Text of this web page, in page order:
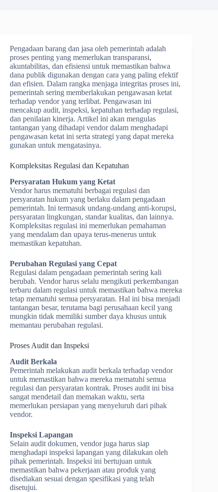
Pengadaan barang dan jasa oleh pemerintah adalah
proses penting yang memerlukan transparansi,
akuntabilitas, dan efisiensi untuk memastikan bahwa
dana publik digunakan dengan cara yang paling efektif
dan efisien. Dalam rangka menjaga integritas proses ini,
pemerintah sering memberlakukan pengawasan ketat
terhadap vendor yang terlibat. Pengawasan ini
mencakup audit, inspeksi, kepatuhan terhadap regulasi,
dan penilaian kinerja. Artikel ini akan mengulas
tantangan yang dihadapi vendor dalam menghadapi
pengawasan ketat ini serta strategi yang dapat mereka
gunakan untuk mengatasinya.
Kompleksitas Regulasi dan Kepatuhan
Persyaratan Hukum yang Ketat
Vendor harus mematuhi berbagai regulasi dan
persyaratan hukum yang berlaku dalam pengadaan
pemerintah. Ini termasuk undang-undang anti-korupsi,
persyaratan lingkungan, standar kualitas, dan lainnya.
Kompleksitas regulasi ini memerlukan pemahaman
yang mendalam dan upaya terus-menerus untuk
memastikan kepatuhan.
Perubahan Regulasi yang Cepat
Regulasi dalam pengadaan pemerintah sering kali
berubah. Vendor harus selalu mengikuti perkembangan
terbaru dalam regulasi untuk memastikan bahwa mereka
tetap mematuhi semua persyaratan. Hal ini bisa menjadi
tantangan besar, terutama bagi perusahaan kecil yang
mungkin tidak memiliki sumber daya khusus untuk
memantau perubahan regulasi.
Proses Audit dan Inspeksi
Audit Berkala
Pemerintah melakukan audit berkala terhadap vendor
untuk memastikan bahwa mereka mematuhi semua
regulasi dan persyaratan kontrak. Proses audit ini bisa
sangat mendetail dan memakan waktu, serta
memerlukan persiapan yang menyeluruh dari pihak
vendor.
Inspeksi Lapangan
Selain audit dokumen, vendor juga harus siap
menghadapi inspeksi lapangan yang dilakukan oleh
pihak pemerintah. Inspeksi ini bertujuan untuk
memastikan bahwa pekerjaan atau produk yang
disediakan sesuai dengan spesifikasi yang telah
disetujui.